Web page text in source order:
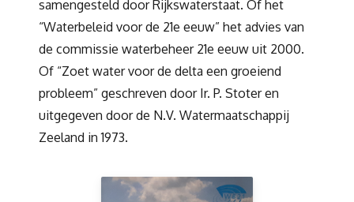
samengesteld door Rijkswaterstaat. Of het
“Waterbeleid voor de 21e eeuw” het advies van
de commissie waterbeheer 21e eeuw uit 2000.
Of “Zoet water voor de delta een groeiend
probleem” geschreven door Ir. P. Stoter en
uitgegeven door de N.V. Watermaatschappij
Zeeland in 1973.